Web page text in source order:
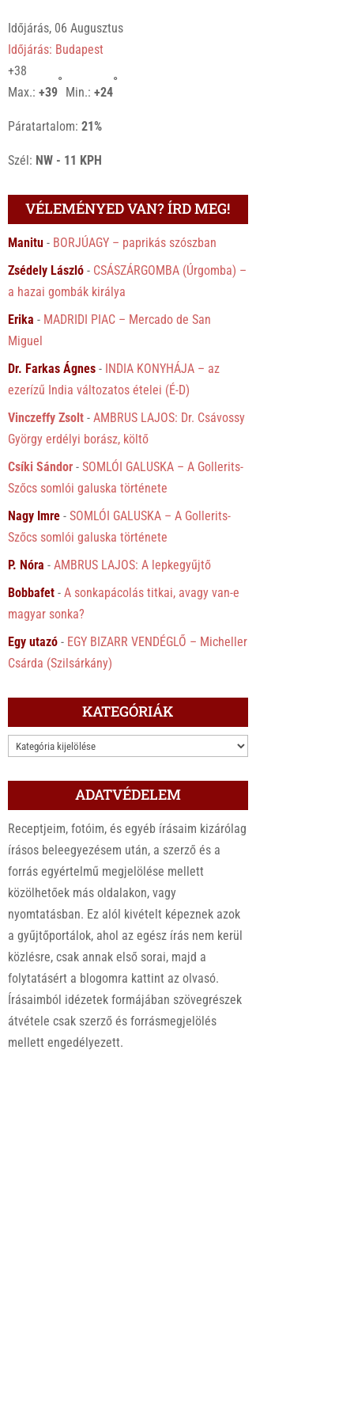
Időjárás, 06 Augusztus
Időjárás: Budapest
+38
Max.:+39
°
Min.:+24
°
Páratartalom:21%
Szél: NW - 11 KPH
VÉLEMÉNYED VAN? ÍRD MEG!
Manitu - BORJÚAGY – paprikás szószban
Zsédely László - CSÁSZÁRGOMBA (Úrgomba) –
a hazai gombák királya
Erika - MADRIDI PIAC – Mercado de San
Miguel
Dr. Farkas Ágnes - INDIA KONYHÁJA – az
ezerízű India változatos ételei (É-D)
Vinczeffy Zsolt -AMBRUS LAJOS: Dr. Csávossy
György erdélyi borász, költő
Csíki Sándor -SOMLÓI GALUSKA – A Gollerits-
Szőcs somlói galuska története
Nagy Imre -SOMLÓI GALUSKA – A Gollerits-
Szőcs somlói galuska története
P. Nóra -AMBRUS LAJOS: A lepkegyűjtő
Bobbafet -A sonkapácolás titkai, avagy van-e
magyar sonka?
Egy utazó - EGY BIZARR VENDÉGLŐ – Micheller
Csárda (Szilsárkány)
KATEGÓRIÁK
KATEGÓRIÁK
ADATVÉDELEM
Receptjeim, fotóim, és egyéb írásaim kizárólag
írásos beleegyezésem után, a szerző és a
forrás egyértelmű megjelölése mellett
közölhetőek más oldalakon, vagy
nyomtatásban. Ez alól kivételt képeznek azok
a gyűjtőportálok, ahol az egész írás nem kerül
közlésre, csak annak első sorai, majd a
folytatásért a blogomra kattint az olvasó.
Írásaimból idézetek formájában szövegrészek
átvétele csak szerző és forrásmegjelölés
mellett engedélyezett.